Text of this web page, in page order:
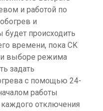
и работой по
и
происходить
времени, пока CK
выборе режима
задать
с помощью 24-
работы
каждого отключения